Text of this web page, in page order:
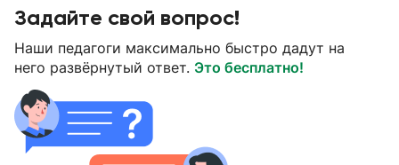
Задайте свой вопрос!
Наши педагоги максимально быстро дадут на
него развёрнутый ответ. Это бесплатно!